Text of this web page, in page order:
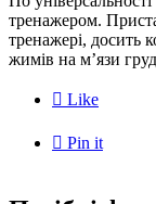
тренажером.
тренажері, досить
жимів на м’язи
 Like
 Pin it